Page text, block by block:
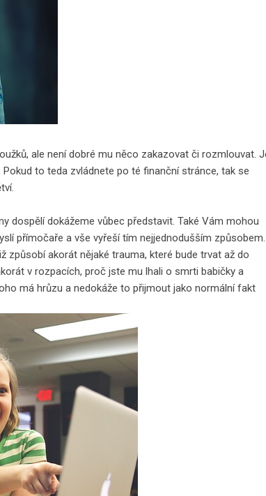
, ale není dobré mu něco zakazovat či rozmlouvat.
to teda zvládnete po té finanční stránce, tak se
dospělí dokážeme vůbec představit. Také Vám mohou
přímočaře a vše vyřeší tím nejjednodušším způsobem.
způsobí akorát nějaké trauma, které bude trvat až do
v rozpacích, proč jste mu lhali o smrti babičky a
má hrůzu a nedokáže to přijmout jako normální fakt